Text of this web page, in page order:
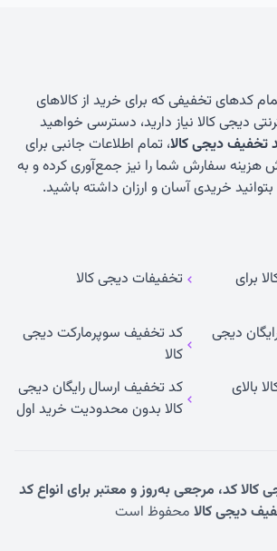
کدهای تخفیفی که برای خرید از کالاهای
دیجی کالا نیاز دارید، دسترسی خواهید
تخفیف دیجی کالا، تمام اطلاعات جانبی برای
هزینه سفارش شما را نیز جمع‌آوری کرده و به
خریدی آسان و ارزان داشته باشید.
برای
تخفیفات دیجی کالا
دیجی
کد تخفیف سوپرمارکت دیجی
کالا
بالای
کد تخفیف ارسال رایگان دیجی
کالا بدون محدودیت خرید اول
کالا کد، مرجعی به‌روز و معتبر برای انواع کد
دیجی کالا محفوظ است